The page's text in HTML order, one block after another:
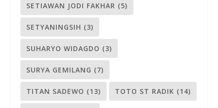
SETIAWAN JODI FAKHAR (5)
SETYANINGSIH (3)
SUHARYO WIDAGDO (3)
SURYA GEMILANG (7)
TITAN SADEWO (13) TOTO ST RADIK (14)